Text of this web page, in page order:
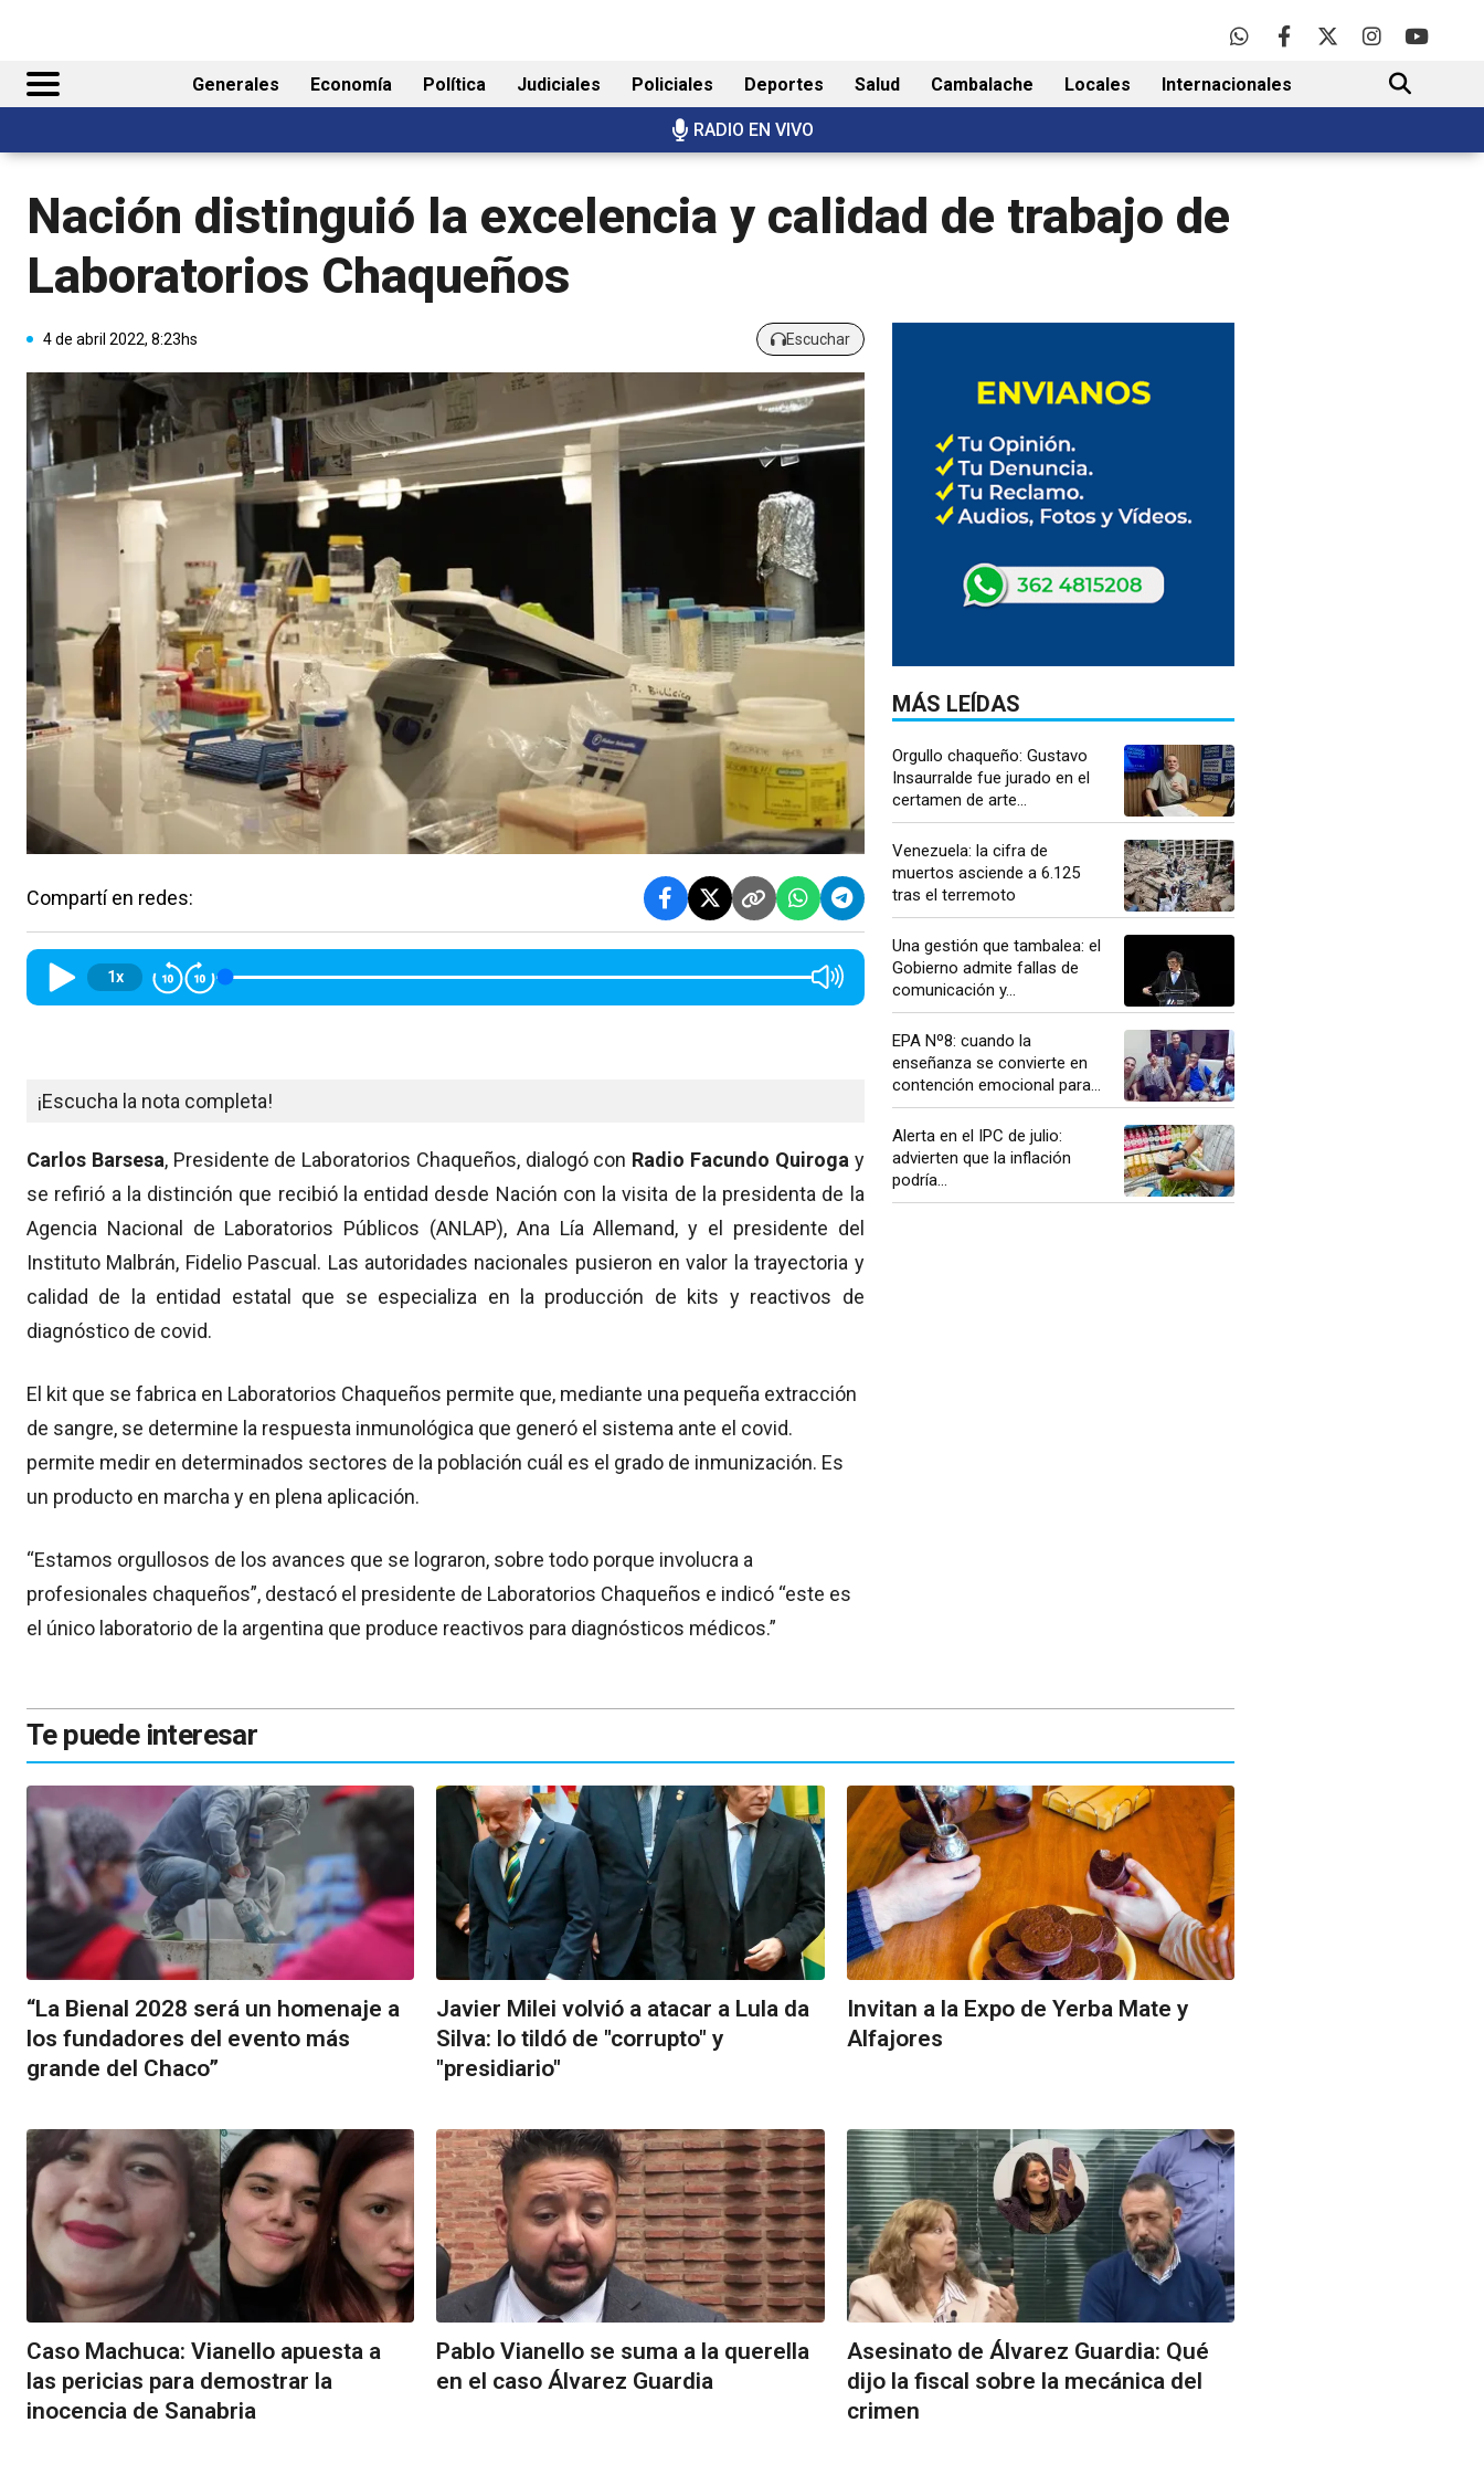
Generales Economía Política Judiciales Policiales Deportes Salud Cambalache Locales Internacionales
RADIO EN VIVO
BUSCAR
Nación distinguió la excelencia y calidad de trabajo de
Laboratorios Chaqueños
4 de abril 2022, 8:23hs Escuchar
Compartí en redes:
1x
¡Escucha la nota completa!
Carlos Barsesa, Presidente de Laboratorios Chaqueños, dialogó con Radio Facundo Quiroga y
se refirió a la distinción que recibió la entidad desde Nación con la visita de la presidenta de la
Agencia Nacional de Laboratorios Públicos (ANLAP), Ana Lía Allemand, y el presidente del
Instituto Malbrán, Fidelio Pascual. Las autoridades nacionales pusieron en valor la trayectoria y
calidad de la entidad estatal que se especializa en la producción de kits y reactivos de
diagnóstico de covid.
El kit que se fabrica en Laboratorios Chaqueños permite que, mediante una pequeña extracción
de sangre, se determine la respuesta inmunológica que generó el sistema ante el covid.
permite medir en determinados sectores de la población cuál es el grado de inmunización. Es
un producto en marcha y en plena aplicación.
“Estamos orgullosos de los avances que se lograron, sobre todo porque involucra a
profesionales chaqueños”, destacó el presidente de Laboratorios Chaqueños e indicó “este es
el único laboratorio de la argentina que produce reactivos para diagnósticos médicos.”
MÁS LEÍDAS
Orgullo chaqueño: Gustavo
Insaurralde fue jurado en el
certamen de arte...
Venezuela: la cifra de
muertos asciende a 6.125
tras el terremoto
Una gestión que tambalea: el
Gobierno admite fallas de
comunicación y...
EPA Nº8: cuando la
enseñanza se convierte en
contención emocional para...
Alerta en el IPC de julio:
advierten que la inflación
podría...
Te puede interesar
“La Bienal 2028 será un homenaje a
los fundadores del evento más
grande del Chaco”
Javier Milei volvió a atacar a Lula da
Silva: lo tildó de "corrupto" y
"presidiario"
Invitan a la Expo de Yerba Mate y
Alfajores
Caso Machuca: Vianello apuesta a
las pericias para demostrar la
inocencia de Sanabria
Pablo Vianello se suma a la querella
en el caso Álvarez Guardia
Asesinato de Álvarez Guardia: Qué
dijo la fiscal sobre la mecánica del
crimen